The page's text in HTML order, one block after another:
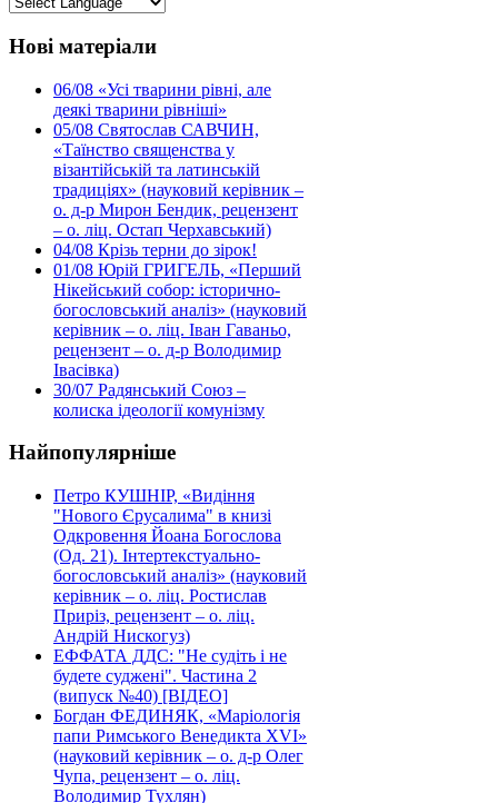
Нові матеріали
06/08 «Усі тварини рівні, але
деякі тварини рівніші»
05/08 Святослав САВЧИН,
«Таїнство священства у
візантійській та латинській
традиціях» (науковий керівник –
о. д-р Мирон Бендик, рецензент
– о. ліц. Остап Черхавський)
04/08 Крізь терни до зірок!
01/08 Юрій ГРИГЕЛЬ, «Перший
Нікейський собор: історично-
богословський аналіз» (науковий
керівник – о. ліц. Іван Гаваньо,
рецензент – о. д-р Володимир
Івасівка)
30/07 Радянський Союз –
колиска ідеології комунізму
Найпопулярніше
Петро КУШНІР, «Видіння
"Нового Єрусалима" в книзі
Одкровення Йоана Богослова
(Од. 21). Інтертекстуально-
богословський аналіз» (науковий
керівник – о. ліц. Ростислав
Приріз, рецензент – о. ліц.
Андрій Нискогуз)
ЕФФАТА ДДС: "Не судіть і не
будете суджені". Частина 2
(випуск №40) [ВІДЕО]
Богдан ФЕДИНЯК, «Маріологія
папи Римського Венедикта XVI»
(науковий керівник – о. д-р Олег
Чупа, рецензент – о. ліц.
Володимир Тухлян)